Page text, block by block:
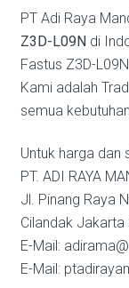
PT Adi Raya
Z3D-L09Ndi
Fastus Z3D-
Kami adalah
semua
Untuk harga dan
PT. ADI RAYA
Jl. Pinang Raya
Cilandak
E-Mail:
E-Mail: